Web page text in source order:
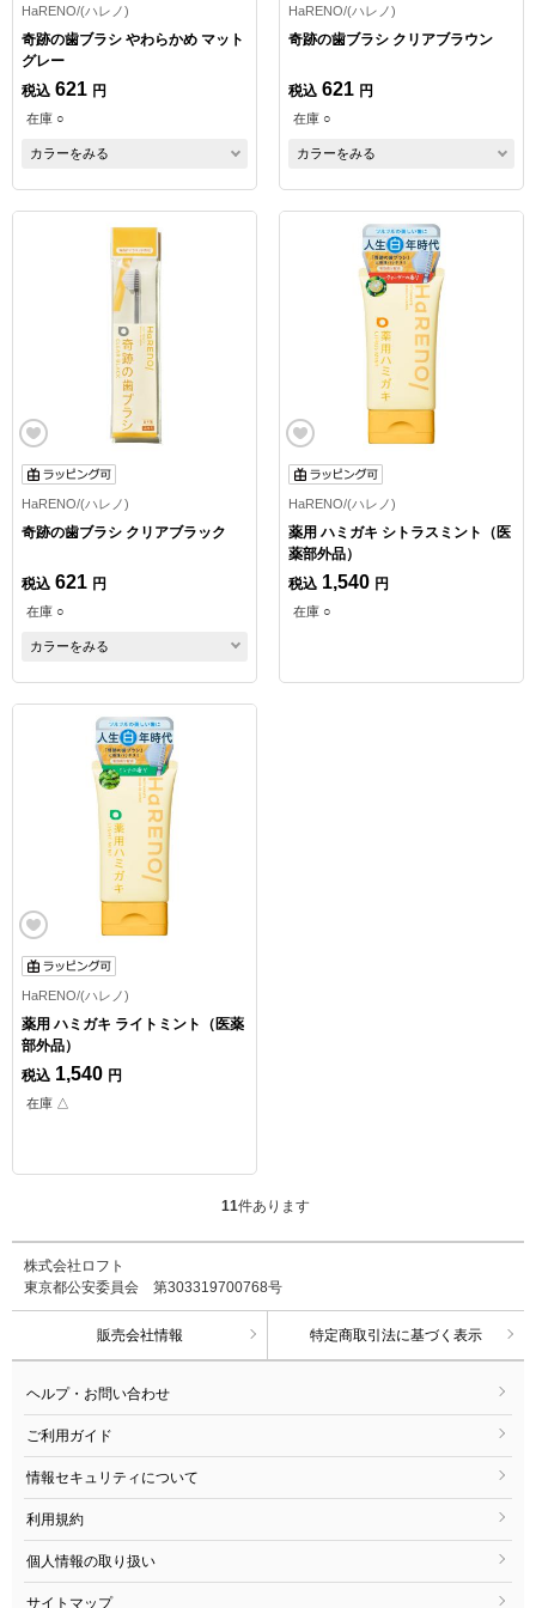
HaRENO/(ハレノ)
奇跡の歯ブラシ やわらかめ マット
グレー
税込 621 円
在庫 ○
カラーをみる
HaRENO/(ハレノ)
奇跡の歯ブラシ クリアブラウン
税込 621 円
在庫 ○
カラーをみる
HaRENO/(ハレノ)
奇跡の歯ブラシ クリアブラック
税込 621 円
在庫 ○
カラーをみる
HaRENO/(ハレノ)
薬用 ハミガキ シトラスミント（医
薬部外品）
税込 1,540 円
在庫 ○
HaRENO/(ハレノ)
薬用 ハミガキ ライトミント（医薬
部外品）
税込 1,540 円
在庫 △
11件あります
株式会社ロフト
東京都公安委員会 第303319700768号
販売会社情報 特定商取引法に基づく表示
ヘルプ・お問い合わせ
ご利用ガイド
情報セキュリティについて
利用規約
個人情報の取り扱い
サイトマップ